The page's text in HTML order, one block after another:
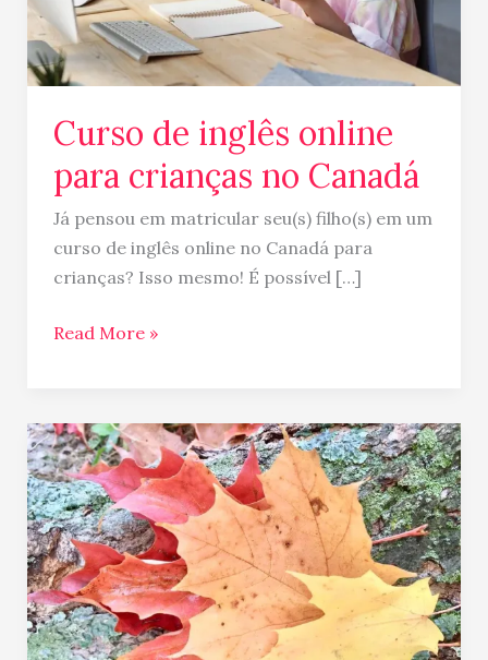
Curso de inglês online
para crianças no Canadá
Já pensou em matricular seu(s) filho(s) em um
curso de inglês online no Canadá para
crianças? Isso mesmo! É possível […]
Canadá
Read More »
Curso
de
inglês
online
no
Canadá
|
Em